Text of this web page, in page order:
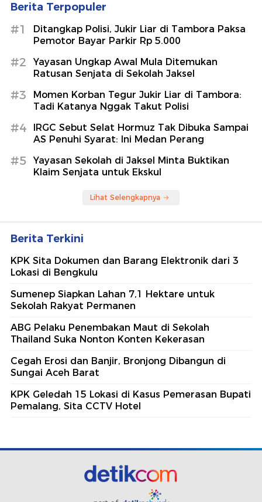
Berita Terpopuler
#1
Ditangkap Polisi, Jukir Liar di Tambora Paksa
Pemotor Bayar Parkir Rp 5.000
#2
Yayasan Ungkap Awal Mula Ditemukan
Ratusan Senjata di Sekolah Jaksel
#3
Momen Korban Tegur Jukir Liar di Tambora:
Tadi Katanya Nggak Takut Polisi
#4
IRGC Sebut Selat Hormuz Tak Dibuka Sampai
AS Penuhi Syarat: Ini Medan Perang
#5
Yayasan Sekolah di Jaksel Minta Buktikan
Klaim Senjata untuk Ekskul
Lihat Selengkapnya
Berita Terkini
KPK Sita Dokumen dan Barang Elektronik dari 3
Lokasi di Bengkulu
Sumenep Siapkan Lahan 7,1 Hektare untuk
Sekolah Rakyat Permanen
ABG Pelaku Penembakan Maut di Sekolah
Thailand Suka Nonton Konten Kekerasan
Cegah Erosi dan Banjir, Bronjong Dibangun di
Sungai Aceh Barat
KPK Geledah 15 Lokasi di Kasus Pemerasan Bupati
Pemalang, Sita CCTV Hotel